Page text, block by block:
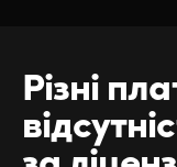
Різні